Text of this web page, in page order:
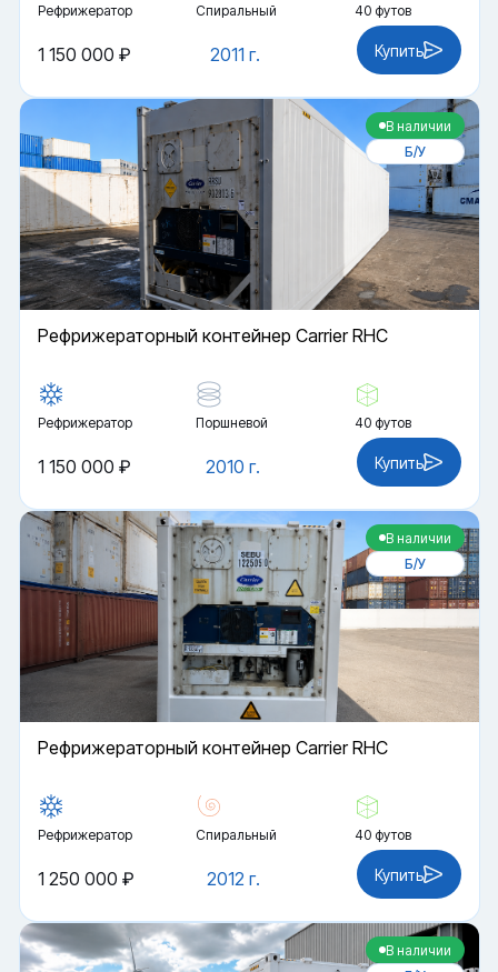
Рефрижератор Спиральный 40 футов
2011 г.
1 150 000 ₽ Купить
В наличии
Б/У
Рефрижераторный контейнер Carrier RHC
Рефрижератор Поршневой 40 футов
2010 г.
1 150 000 ₽ Купить
В наличии
Б/У
Рефрижераторный контейнер Carrier RHC
Рефрижератор Спиральный 40 футов
2012 г.
1 250 000 ₽ Купить
В наличии